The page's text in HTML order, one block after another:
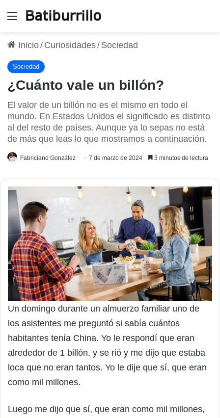
Menú
Inicio/ Curiosidades/ Sociedad
Sociedad
¿Cuánto vale un billón?
El valor de un billón no es el mismo en todo el
mundo. En Estados Unidos el significado es distinto
al del resto de países. Aunque ya lo sepas no está
de más que leas lo que mostramos a continuación.
Fabriciano González 7 de marzo de 2024 3 minutos de lectura
Un domingo durante un almuerzo familiar uno de
los asistentes me preguntó si sabía cuántos
habitantes tenía China. Yo le respondí que eran
alrededor de 1 billón, y se rió y me dijo que estaba
loca que no eran tantos. Yo le dije que sí, que eran
como mil millones.
Luego me dijo que sí, que eran como mil millones,